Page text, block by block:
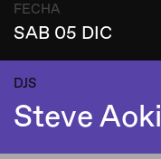
FECHA
SAB 05 DIC
DJS
Steve Aoki